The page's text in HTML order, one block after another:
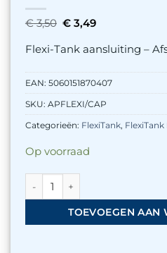
€3,50 Oorspronkelijke
prijs
was:
€ 3,50.
€ 3,49Huidige
€ 3,49.
Flexi-Tank aansluiting –
EAN: 5060151870407
SKU: APFLEXI/CAP
Categorieën: FlexiTank, FlexiTank
Op voorraad
TOEVOEGEN AAN